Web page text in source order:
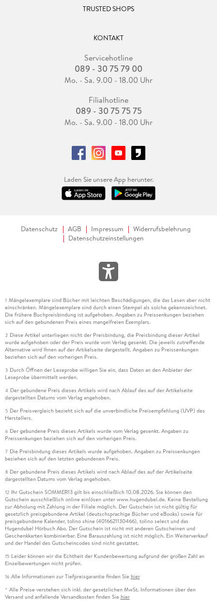
TRUSTED SHOPS
KONTAKT
Servicehotline
089 - 30 75 79 00
Mo. - Sa. 9.00 - 18.00 Uhr
Filialhotline
089 - 30 75 75 75
Mo. - Sa. 9.00 - 18.00 Uhr
Laden Sie unsere App herunter.
Datenschutz AGB Impressum
Widerrufsbelehrung
Datenschutzeinstellungen
1 Mängelexemplare sind Bücher mit leichten Beschädigungen, die das Lesen aber nicht
einschränken. Mängelexemplare sind durch einen Stempel als solche gekennzeichnet.
Die frühere Buchpreisbindung ist aufgehoben. Angaben zu Preissenkungen beziehen
sich auf den gebundenen Preis eines mangelfreien Exemplars.
2 Diese Artikel unterliegen nicht der Preisbindung, die Preisbindung dieser Artikel
wurde aufgehoben oder der Preis wurde vom Verlag gesenkt. Die jeweils zutreffende
Alternative wird Ihnen auf der Artikelseite dargestellt. Angaben zu Preissenkungen
beziehen sich auf den vorherigen Preis.
3 Durch Öffnen der Leseprobe willigen Sie ein, dass Daten an den Anbieter der
Leseprobe übermittelt werden.
4 Der gebundene Preis dieses Artikels wird nach Ablauf des auf der Artikelseite
dargestellten Datums vom Verlag angehoben.
5 Der Preisvergleich bezieht sich auf die unverbindliche Preisempfehlung (UVP) des
Herstellers.
6 Der gebundene Preis dieses Artikels wurde vom Verlag gesenkt. Angaben zu
Preissenkungen beziehen sich auf den vorherigen Preis.
7 Die Preisbindung dieses Artikels wurde aufgehoben. Angaben zu Preissenkungen
beziehen sich auf den letzten gebundenen Preis.
8 Der gebundene Preis dieses Artikels wird nach Ablauf des auf der Artikelseite
dargestellten Datums vom Verlag angehoben.
12 Ihr Gutschein SOMMER13 gilt bis einschließlich 10.08.2026. Sie können den
Gutschein ausschließlich online einlösen unter www.hugendubel.de. Keine Bestellung
zur Abholung mit Zahlung in der Filiale möglich. Der Gutschein ist nicht gültig für
gesetzlich preisgebundene Artikel (deutschsprachige Bücher und eBooks) sowie für
preisgebundene Kalender, tolino shine (4016621130466), tolino select und das
Hugendubel Hörbuch Abo. Der Gutschein ist nicht mit anderen Gutscheinen und
Geschenkkarten kombinierbar. Eine Barauszahlung ist nicht möglich. Ein Weiterverkauf
und der Handel des Gutscheincodes sind nicht gestattet.
15 Leider können wir die Echtheit der Kundenbewertung aufgrund der großen Zahl an
Einzelbewertungen nicht prüfen.
16 Alle Informationen zur Tiefpreisgarantie finden Sie hier
* Alle Preise verstehen sich inkl. der gesetzlichen MwSt. Informationen über den
Versand und anfallende Versandkosten finden Sie hier